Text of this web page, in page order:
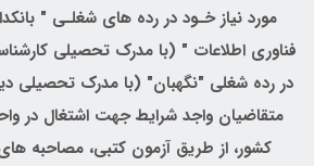
مورد نیاز خـود در رده های شغلـی "
فناوری اطلاعات " (با مدرک تحصیلی
در رده شغلی "نگهبان" (با مدرک تحصیلی
متقاضیان واجد شرايط جهت اشتغال در
کشور، از طریق آزمون کتبی، مصاحبه